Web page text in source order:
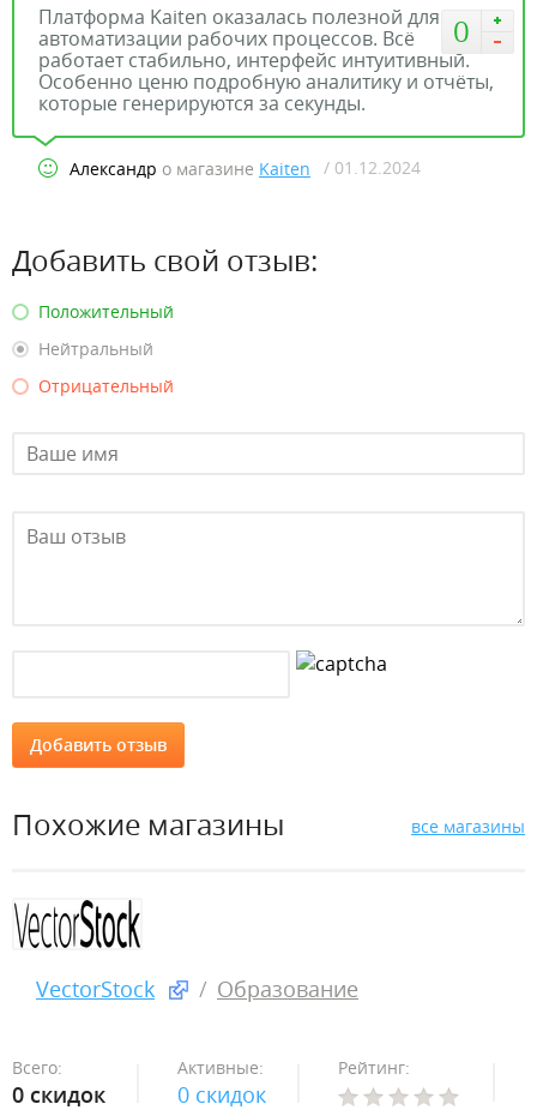
0
Платформа Kaiten оказалась полезной для
автоматизации рабочих процессов. Всё
работает стабильно, интерфейс интуитивный.
Особенно ценю подробную аналитику и отчёты,
которые генерируются за секунды.
Александр о магазине Kaiten / 01.12.2024
Добавить свой отзыв:
Положительный
Нейтральный
Отрицательный
Похожие магазины все магазины
VectorStock Образование
Всего:
0 скидок
Активные:
0 скидок
Рейтинг: